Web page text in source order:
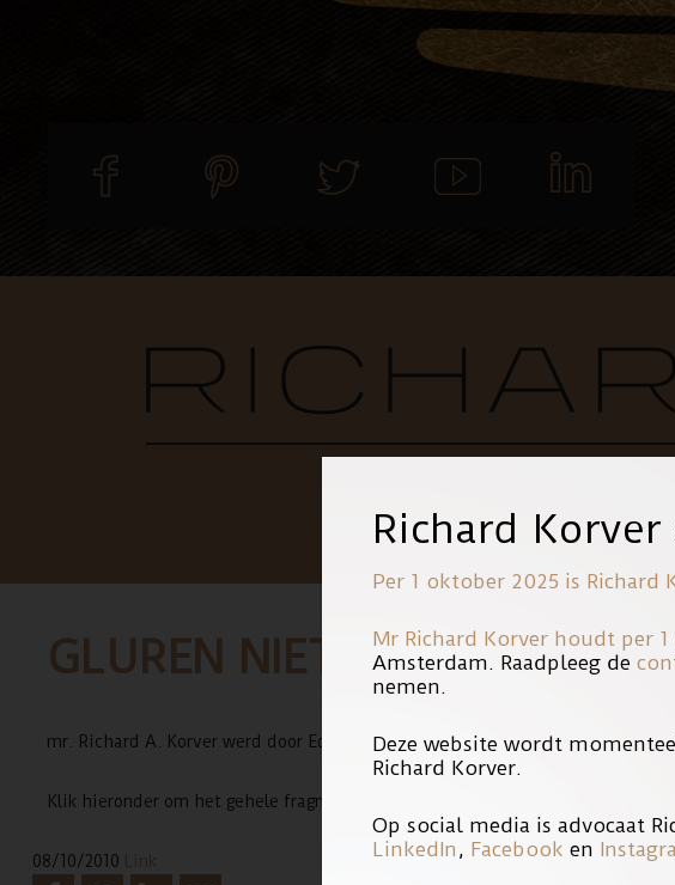
GLUREN NIET STRAFBAAR
mr. Richard A. Korver werd door Editie NL geinterviewd over de vraag of
Klik hieronder om het gehele fragment te bekijken.
08/10/2010 Link
Richard
Per 1 oktober 2025 is Richard
Mr Richard Korver houdt per
Amsterdam. Raadpleeg de
nemen.
Deze website wordt
Richard Korver.
Op social media is advocaat
LinkedIn , Facebook en